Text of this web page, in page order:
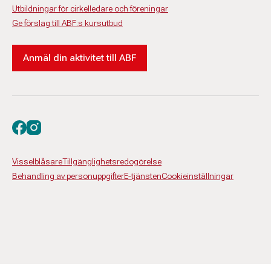
Utbildningar för cirkelledare och föreningar
Ge förslag till ABF:s kursutbud
Anmäl din aktivitet till ABF
VisselblåsareTillgänglighetsredogörelse
Behandling av personuppgifterE-tjänstenCookieinställningar
Besök oss på facebook
Besök oss på instagram